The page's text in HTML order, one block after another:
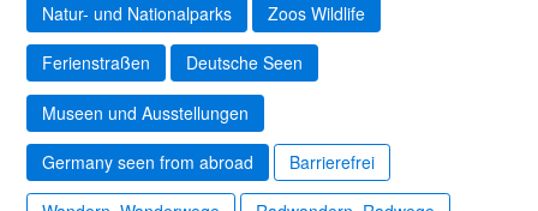
Natur- und Nationalparks Zoos Wildlife
Ferienstraßen Deutsche Seen
Museen und Ausstellungen
Germany seen from abroad Barrierefrei